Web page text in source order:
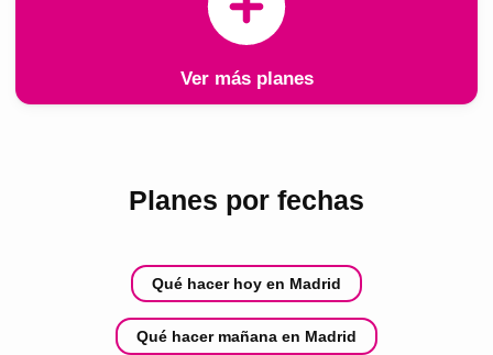
Ver más planes
Planes por fechas
Qué hacer hoy en Madrid
Qué hacer mañana en Madrid